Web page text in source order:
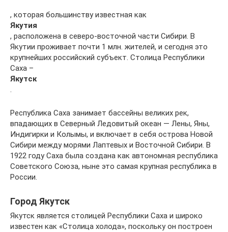
, которая большинству известная как
Якутия
, расположена в северо-восточной части Сибири. В
Якутии проживает почти 1 млн. жителей, и сегодня это
крупнейших российский субъект. Столица Республики
Саха –
Якутск
.
Республика Саха занимает бассейны великих рек,
впадающих в Северный Ледовитый океан — Лены, Яны,
Индигирки и Колымы, и включает в себя острова Новой
Сибири между морями Лаптевых и Восточной Сибири. В
1922 году Саха была создана как автономная республика
Советского Союза, ныне это самая крупная республика в
России.
Город Якутск
Якутск является столицей Республики Саха и широко
известен как «Столица холода», поскольку он построен